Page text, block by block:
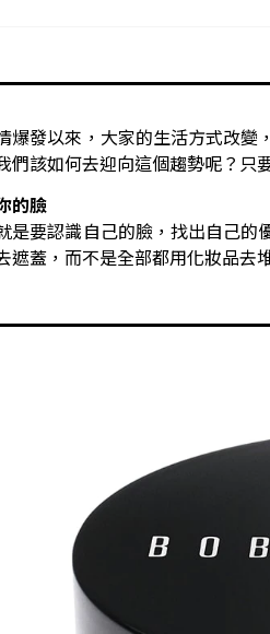
爆發以來，大家的生活方式改變
們該如何去迎向這個趨勢呢？只
的臉
是要認識自己的臉，找出自己的
遮蓋，而不是全部都用化妝品去